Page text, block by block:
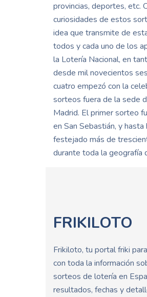
provincias, deportes, etc.
curiosidades de estos
idea que transmite de
todos y cada uno de los
la Lotería Nacional, en
desde mil novecientos
cuatro empezó con la
sorteos fuera de la sede
Madrid. El primer sorteo
en San Sebastián, y hasta
festejado más de
durante toda la geografía
FRIKILOTO
Frikiloto, tu portal friki
con toda la información
sorteos de lotería en
resultados, fechas y